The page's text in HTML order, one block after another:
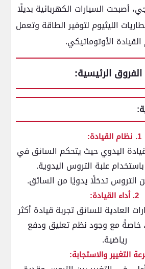
أصبحت السيارات الكهربائية بديلًا
الليثيوم لتوفير الطاقة وتعمل
الأوتوماتيكي.
الفروق الرئيسية:
1. نظام القيادة:
اليدوي حيث يتحكم السائق في
علبة التروس اليدوية.
التروس تدخلًا يدويًا من السائق.
2. أداء القيادة:
العادية للسائق تجربة قيادة أكثر
خاصةً مع وجود نظم تعليق ودفع
رياضية.